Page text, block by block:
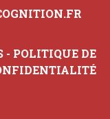
- POLITIQUE DE